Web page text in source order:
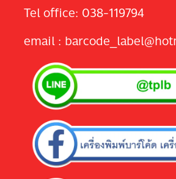
Tel office: 038-119794
email :